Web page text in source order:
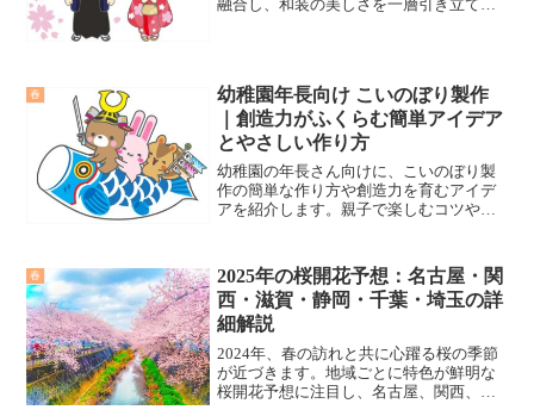
融合し、和装の美しさを一層引き立てま
春
幼稚園年長向け こいのぼり製作
｜創造力がふくらむ簡単アイデア
とやさしい作り方
幼稚園の年長さん向けに、こいのぼり製
作の簡単な作り方や創造力を育むアイデ
アを紹介します。親子で楽しむコツや飾
やさしくまとめました。
春
2025年の桜開花予想：名古屋・関
西・滋賀・静岡・千葉・埼玉の詳
細解説
2024年、春の訪れと共に心躍る桜の季節
が近づきます。地域ごとに特色が鮮明な
桜開花予想に注目し、名古屋、関西、滋